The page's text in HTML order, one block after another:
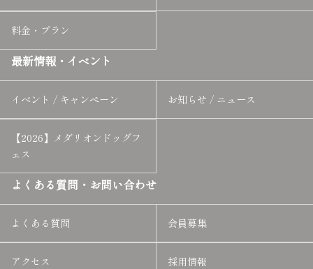
料金・プラン
最新情報・イベント
イベント / キャンペーン お知らせ / ニュース
【2026】メダリオンドッグフ
ェス
よくある質問・お問い合わせ
よくある質問 会員募集
アクセス 採用情報